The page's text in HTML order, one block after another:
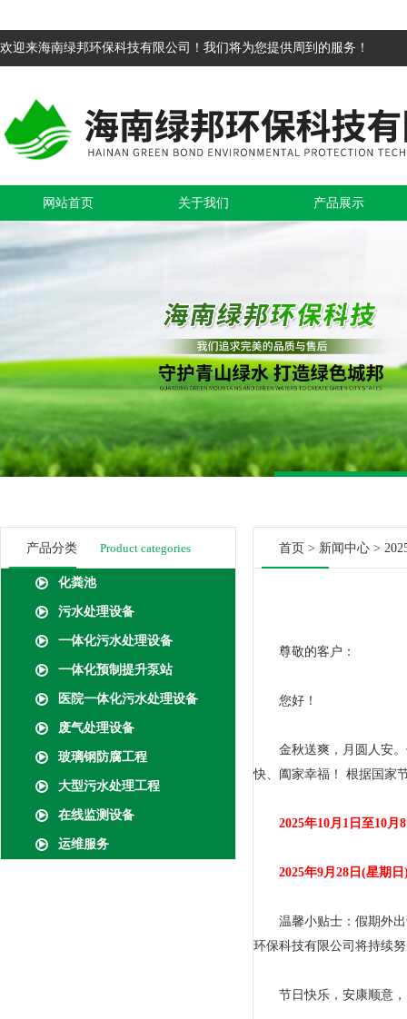
欢迎来海南绿邦环保科技有限公司！我们将为您提供周到的服务！
网站首页 关于我们 产品展示
产品分类 Product categories
化粪池
污水处理设备
一体化污水处理设备
一体化预制提升泵站
医院一体化污水处理设备
废气处理设备
玻璃钢防腐工程
大型污水处理工程
在线监测设备
运维服务
首页 > 新闻中心 >
尊敬的客户：
您好！
金秋送爽，月圆人安。
快、阖家幸福！ 根据国家
2025年10月1日至10月8
2025年9月28日(星期日)
温馨小贴士：假期外出
环保科技有限公司将持续
节日快乐，安康顺意，